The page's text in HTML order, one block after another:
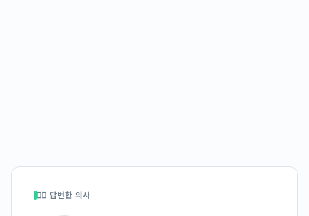
👩‍⚕️ 답변한 의사